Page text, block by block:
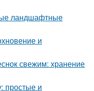
ландшафтные
и
свежим: хранение
простые и